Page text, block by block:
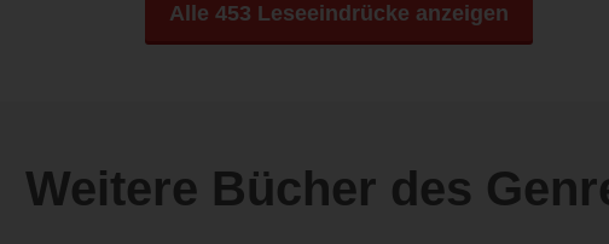
Alle 453 Leseeindrücke anzeigen
Weitere Bücher des